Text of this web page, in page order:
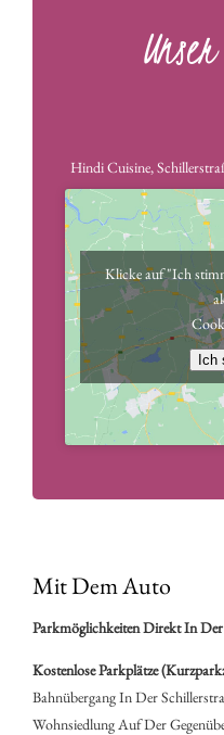
Hindi Cuisine,
Klicke auf "Ich
Ich
Mit Dem Auto
Parkmöglichkeiten Direkt In
Kostenlose Parkplätze
Bahnübergang In Der
Wohnsiedlung Auf Der